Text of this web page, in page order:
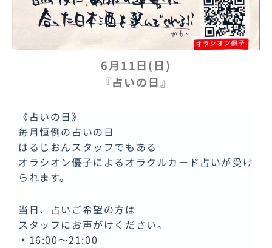
6月11日(日)
『占いの日』
《占いの日》
毎月恒例の占いの日
はるじおんスタッフでもある
オラシオン優子によるオラクルカード占いが受け
られます。
当日、占いご希望の方は
スタッフにお声がけください。
▪️16:00〜21:00